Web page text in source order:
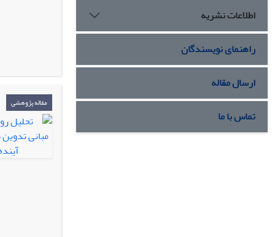
مقاله پژوهشی
اطلاعات نشریه
راهنمای نویسندگان
ارسال مقاله
تماس با ما